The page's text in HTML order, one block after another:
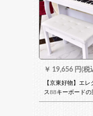
￥ 19,656 円(税
【京東好物】エレ
ス88キーボードの
レード試験では、